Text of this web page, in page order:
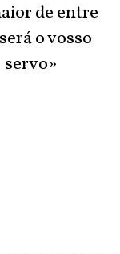
de entre
o vosso
servo»